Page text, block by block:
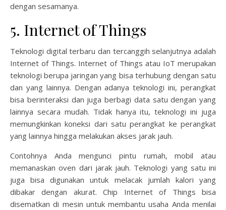
dengan sesamanya.
5. Internet of Things
Teknologi digital terbaru dan tercanggih selanjutnya adalah
Internet of Things. Internet of Things atau IoT merupakan
teknologi berupa jaringan yang bisa terhubung dengan satu
dan yang lainnya. Dengan adanya teknologi ini, perangkat
bisa berinteraksi dan juga berbagi data satu dengan yang
lainnya secara mudah. Tidak hanya itu, teknologi ini juga
memungkinkan koneksi dari satu perangkat ke perangkat
yang lainnya hingga melakukan akses jarak jauh.
Contohnya Anda mengunci pintu rumah, mobil atau
memanaskan oven dari jarak jauh. Teknologi yang satu ini
juga bisa digunakan untuk melacak jumlah kalori yang
dibakar dengan akurat. Chip Internet of Things bisa
disematkan di mesin untuk membantu usaha Anda menilai